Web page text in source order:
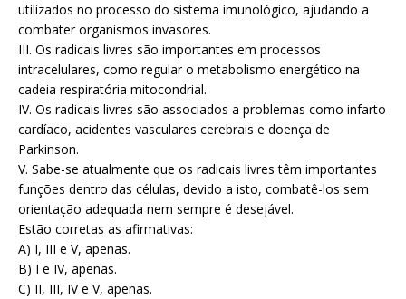
utilizados no processo do sistema imunológico, ajudando a
combater organismos invasores.
III. Os radicais livres são importantes em processos
intracelulares, como regular o metabolismo energético na
cadeia respiratória mitocondrial.
IV. Os radicais livres são associados a problemas como infarto
cardíaco, acidentes vasculares cerebrais e doença de
Parkinson.
V. Sabe-se atualmente que os radicais livres têm importantes
funções dentro das células, devido a isto, combatê-los sem
orientação adequada nem sempre é desejável.
Estão corretas as afirmativas:
A) I, III e V, apenas.
B) I e IV, apenas.
C) II, III, IV e V, apenas.